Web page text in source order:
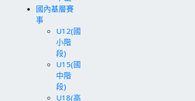
國內基層賽
事
U12(國
小階
段)
U15(國
中階
段)
U18(高